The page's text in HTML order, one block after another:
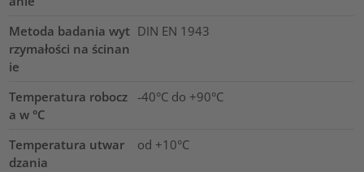
Metoda badania wyt
rzymałości na ścinan
ie
DIN EN 1943
Temperatura robocz
a w °C
-40°C do +90°C
Temperatura utwar
dzania
od +10°C